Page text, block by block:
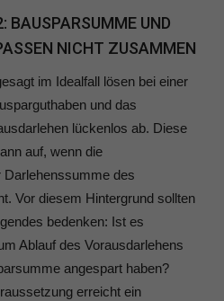
BAUSPARSUMME UND
NICHT ZUSAMMEN
im Idealfall lösen bei einer
und das
lückenlos ab. Diese
auf, wenn die
des
Vor diesem Hintergrund sollten
bedenken: Ist es
Ablauf des Vorausdarlehens
angespart haben?
erreicht ein